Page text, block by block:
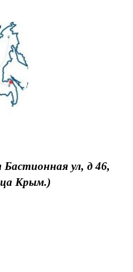
Бастионная ул, д 46,
Крым.)